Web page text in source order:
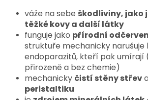
i
s
u
váže na sebe škodliviny, jako
těžké kovy a další látky
funguje jako přírodní
struktuře mechanicky narušuje
endoparazitů, kteří pak umírají
přirozeně a bez chemie)
mechanicky čistí stěny střev
peristaltiku